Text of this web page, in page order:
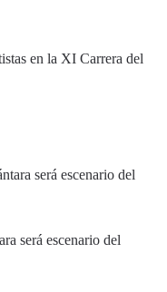
en la XI Carrera del
será escenario del